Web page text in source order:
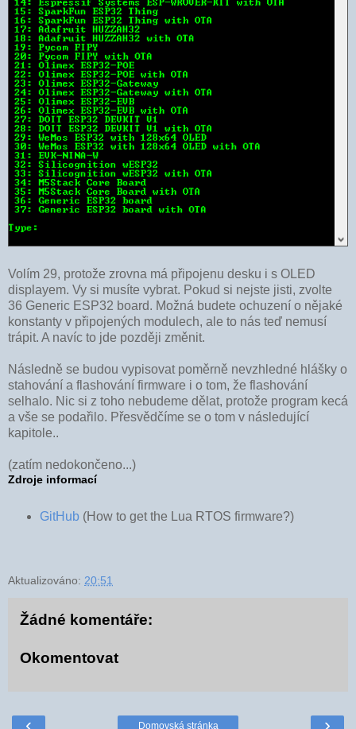
Volím 29, protože zrovna má připojenu desku i s OLED
displayem. Vy si musíte vybrat. Pokud si nejste jisti, zvolte
36 Generic ESP32 board. Možná budete ochuzení o nějaké
konstanty v připojených modulech, ale to nás teď nemusí
trápit. A navíc to jde později změnit.
Následně se budou vypisovat poměrně nevzhledné hlášky o
stahování a flashování firmware i o tom, že flashování
selhalo. Nic si z toho nebudeme dělat, protože program kecá
a vše se podařilo. Přesvědčíme se o tom v následující
kapitole..
(zatím nedokončeno...)
Zdroje informací
GitHub(How to get the Lua RTOS firmware?)
Aktualizováno: 20:51
Žádné komentáře:
Okomentovat
Domovská stránka